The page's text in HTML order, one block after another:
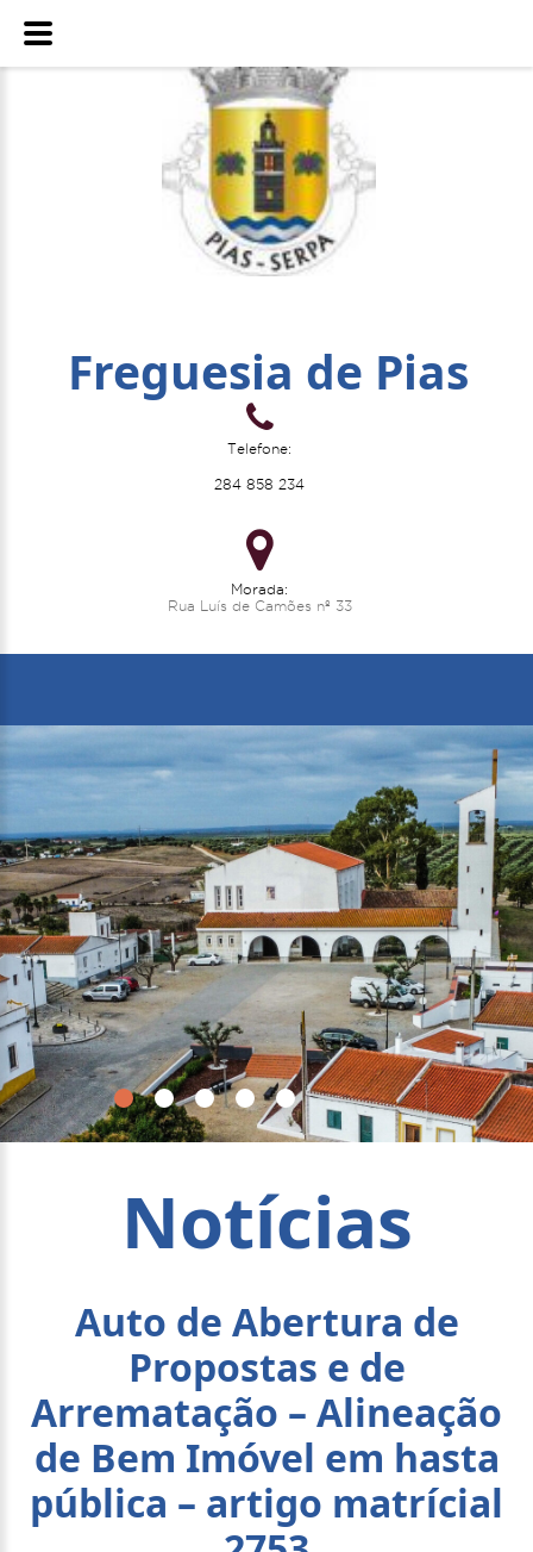
Freguesia de Pias
Telefone:
284 858 234
Morada:
Rua Luís de Camões nº 33
Notícias
Auto de Abertura de
Propostas e de
Arrematação – Alineação
de Bem Imóvel em hasta
pública – artigo matrícial